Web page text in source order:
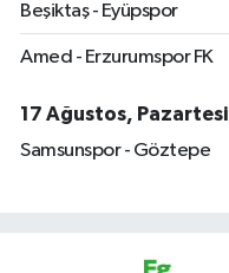
Beşiktaş - Eyüpspor
Amed - Erzurumspor FK
17 Ağustos, Pazartesi
Samsunspor - Göztepe